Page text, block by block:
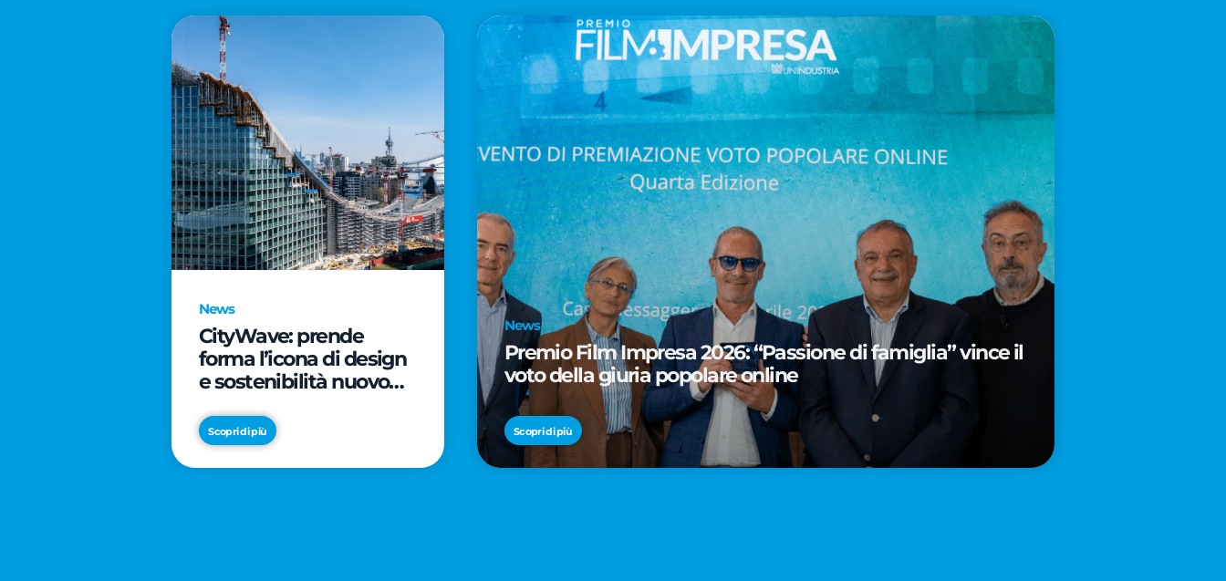
News
CityWave: prende
forma l’icona di design
e sostenibilità nuovo
Scopri di più
News
Premio Film Impresa 2026: “Passione di famiglia” vince il
voto della giuria popolare online
Scopri di più